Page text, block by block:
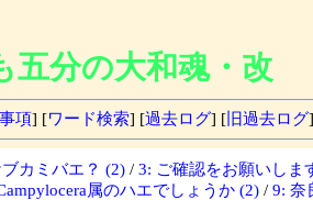
五分の大和魂・改
項] [ワード検索] [過去ログ] [旧過去ログ
カミバエ？ (2) / 3: ご確認をお願いしま
属のハエでしょうか (2) / 9: 奈